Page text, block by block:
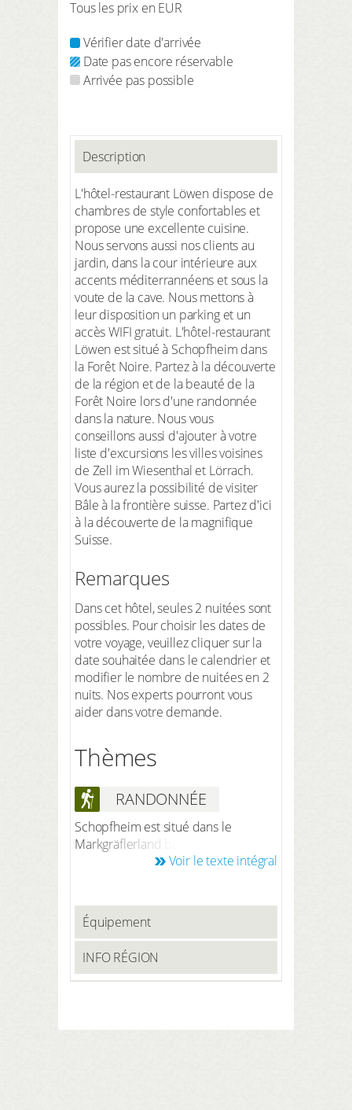
Tous les prix en EUR
Vérifier date d'arrivée
Date pas encore réservable
Arrivée pas possible
Description
L'hôtel-restaurant Löwen dispose de
chambres de style confortables et
propose une excellente cuisine.
Nous servons aussi nos clients au
jardin, dans la cour intérieure aux
accents méditerrannéens et sous la
voute de la cave. Nous mettons à
leur disposition un parking et un
accès WIFI gratuit. L'hôtel-restaurant
Löwen est situé à Schopfheim dans
la Forêt Noire. Partez à la découverte
de la région et de la beauté de la
Forêt Noire lors d'une randonnée
dans la nature. Nous vous
conseillons aussi d'ajouter à votre
liste d'excursions les villes voisines
de Zell im Wiesenthal et Lörrach.
Vous aurez la possibilité de visiter
Bâle à la frontière suisse. Partez d'ici
à la découverte de la magnifique
Suisse.
Remarques
Dans cet hôtel, seules 2 nuitées sont
possibles. Pour choisir les dates de
votre voyage, veuillez cliquer sur la
date souhaitée dans le calendrier et
modifier le nombre de nuitées en 2
nuits. Nos experts pourront vous
aider dans votre demande.
Thèmes
RANDONNÉE
Schopfheim est situé dans le
Markgräflerland baigné de soleil - la
Toscane badoise. Montagnes, vallées,
invitent à faire des randonnées dans
l'extrême sud-ouest de l'Allemagne.
Plusieurs sentiers de randonnée
commencent juste devant la porte
de votre hôtel, mais des visites des
est situé dans la zone sommitale du
Voir le texte intégral
Équipement
INFO RÉGION